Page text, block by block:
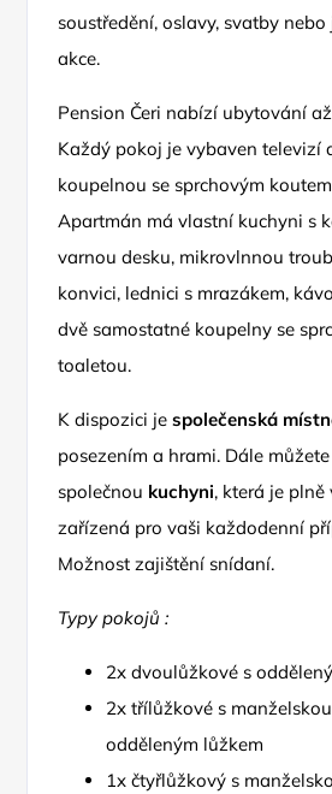
soustředění, oslavy, svatby
akce.
Pension Čeri nabízí ubytování
Každý pokoj je vybaven televizí
koupelnou se sprchovým
Apartmán má vlastní kuchyni s
varnou desku, mikrovlnnou
konvici, lednici s mrazákem,
dvě samostatné koupelny se
toaletou.
K dispozici jespolečenská
posezením a hrami. Dále
společnou kuchyni, která je
zařízená pro vaši každodenní
Možnost zajištění snídaní.
Typy pokojů :
2x dvoulůžkové s
2x třílůžkové s
odděleným lůžkem
1x čtyřlůžkový s